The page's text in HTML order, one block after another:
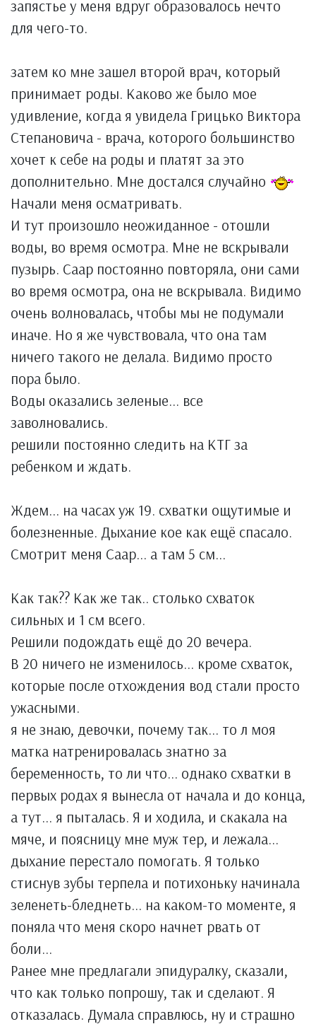
запястье у меня вдруг образовалось нечто
для чего-то.
затем ко мне зашел второй врач, который
принимает роды. Каково же было мое
удивление, когда я увидела Грицько Виктора
Степановича - врача, которого большинство
хочет к себе на роды и платят за это
дополнительно. Мне достался случайно
Начали меня осматривать.
И тут произошло неожиданное - отошли
воды, во время осмотра. Мне не вскрывали
пузырь. Саар постоянно повторяла, они сами
во время осмотра, она не вскрывала. Видимо
очень волновалась, чтобы мы не подумали
иначе. Но я же чувствовала, что она там
ничего такого не делала. Видимо просто
пора было.
Воды оказались зеленые... все
заволновались.
решили постоянно следить на КТГ за
ребенком и ждать.
Ждем... на часах уж 19. схватки ощутимые и
болезненные. Дыхание кое как ещё спасало.
Смотрит меня Саар... а там 5 см...
Как так?? Как же так.. столько схваток
сильных и 1 см всего.
Решили подождать ещё до 20 вечера.
В 20 ничего не изменилось... кроме схваток,
которые после отхождения вод стали просто
ужасными.
я не знаю, девочки, почему так... то л моя
матка натренировалась знатно за
беременность, то ли что... однако схватки в
первых родах я вынесла от начала и до конца,
а тут... я пыталась. Я и ходила, и скакала на
мяче, и поясницу мне муж тер, и лежала...
дыхание перестало помогать. Я только
стиснув зубы терпела и потихоньку начинала
зеленеть-бледнеть... на каком-то моменте, я
поняла что меня скоро начнет рвать от
боли...
Ранее мне предлагали эпидуралку, сказали,
что как только попрошу, так и сделают. Я
отказалась. Думала справлюсь, ну и страшно